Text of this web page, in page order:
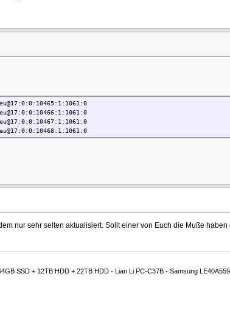
nur sehr selten aktualisiert. Sollt einer von Euch die Muße
SSD + 12TB HDD + 22TB HDD - Lian Li PC-C37B - Samsung LE40A559